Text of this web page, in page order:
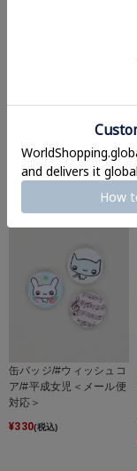
ーフォンステッカーズ/
児＜メール便対応＞
440
缶バッジ/#ウィッシュコ
ア/#平成女児＜メール便
対応＞
¥330(税込)